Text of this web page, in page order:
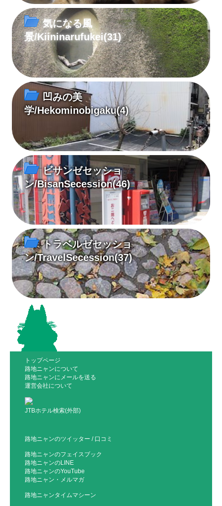
気になる風
景/Kiininarufukei(31)
凹みの美
学/Hekominobigaku(4)
ビサンゼセッショ
ン/BisanSecession(46)
トラベルゼセッショ
ン/TravelSecession(37)
トップページ
路地ニャンについて
路地ニャンにメールを送る
運営会社について
JTBホテル検索(外部)
路地ニャンのツイッター / 口コミ
路地ニャンのフェイスブック
路地ニャンのLINE
路地ニャンのYouTube
路地ニャン・メルマガ
路地ニャンタイムマシーン